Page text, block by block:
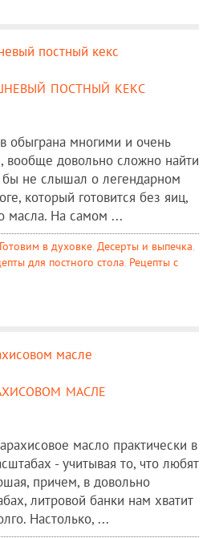
постный кекс
обыграна многими и очень
вообще довольно сложно найти
бы не слышал о легендарном
который готовится без яиц,
масла. На самом ...
Готовим в духовке, Десерты и выпечка,
для постного стола, Рецепты c
масле
масло практически в
- учитывая то, что любят
причем, в довольно
литровой банки нам хватит
Настолько, ...